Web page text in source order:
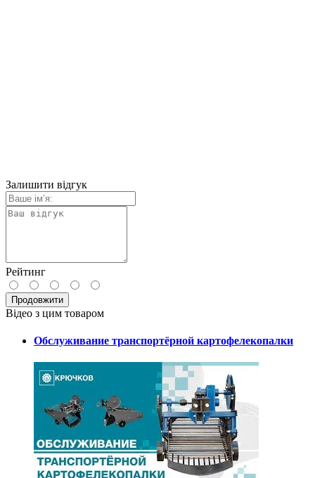
Залишити відгук
Рейтинг
Продовжити
Відео з цим товаром
Обслуживание транспортёрной картофелекопалки